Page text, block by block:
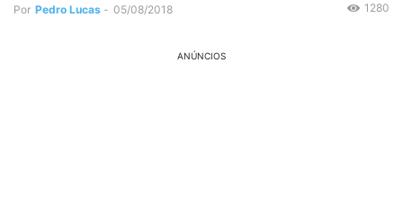
Por Pedro Lucas - 05/08/2018 1280
ANÚNCIOS